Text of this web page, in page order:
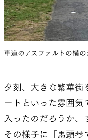
車道のアスファルトの横の
夕刻、大きな繁華街
ートといった雰囲気
入ったのだろうか、
その様子に「馬頭琴